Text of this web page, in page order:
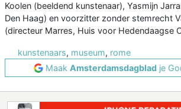
Koolen (beeldend kunstenaar), Yasmijn
Den Haag) en voorzitter zonder stemrecht
(directeur Marres, Huis voor Hedendaagse
kunstenaars, museum, rome
Maak Amsterdamsdagblad je